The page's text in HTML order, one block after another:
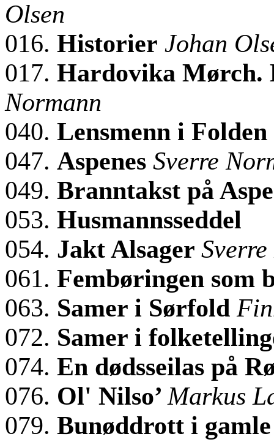
Olsen
016. Historier Johan
017. Hardovika Mørch.
Normann
040. Lensmenn i
047. Aspenes Sverre
049. Branntakst på
053. Husmannsseddel
054. Jakt Alsager
061. Fembøringen som
063. Samer i Sørfold
072. Samer i
074. En dødsseilas på
076. Ol' Nilso’Markus
079. Bunøddrott i